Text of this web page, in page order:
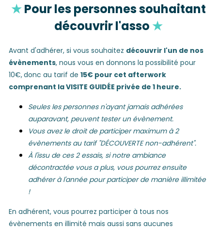
★Pour les personnes souhaitant
découvrir l'asso ★
Avant d'adhérer, si vous souhaitez découvrir l'un de nos
évènements, nous vous en donnons la possibilité pour
10€,donc au tarif de 15€ pour cet afterwork
comprenant la VISITE GUIDÉE privée de 1 heure.
Seules les personnes n'ayant jamais adhérées
auparavant, peuvent tester un évènement.
Vous avez le droit de participer maximum à 2
évènements au tarif "DÉCOUVERTE non-adhérent".
À l'issu de ces 2 essais, si notre ambiance
décontractée vous a plus, vous pourrez ensuite
adhérer à l'année pour participer de manière illimitée
!
En adhérent, vous pourrez participer à tous nos
évènements en illimité mais aussi sans aucunes